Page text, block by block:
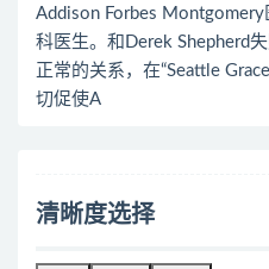
Addison Forbes
科医生。和Derek Shepherd
正常的关系，在“Seattle
切促使A
清晰度选择